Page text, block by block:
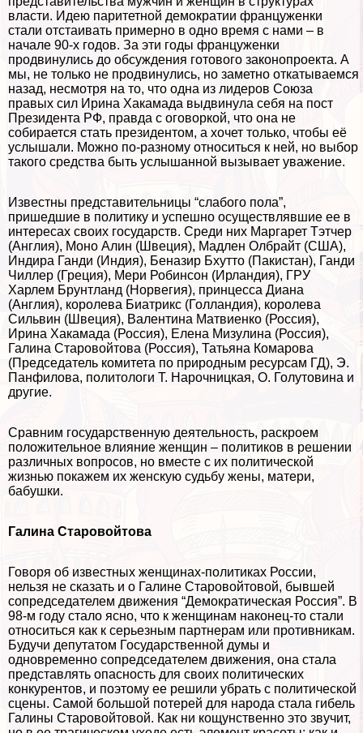
власти. Идею паритетной демократии француженки
стали отстаивать примерно в одно время с нами – в
начале 90-х годов. За эти годы француженки
продвинулись до обсуждения готового законопроекта. А
мы, не только не продвинулись, но заметно откатываемся
назад, несмотря на то, что одна из лидеров Союза
правых сил Ирина Хакамада выдвинула себя на пост
Президента РФ, правда с оговоркой, что она не
собирается стать президентом, а хочет только, чтобы её
услышали. Можно по-разному относиться к ней, но выбор
такого средства быть услышанной вызывает уважение.
Известны представительницы “слабого пола”,
пришедшие в политику и успешно осуществлявшие ее в
интересах своих государств. Среди них Маргарет Тэтчер
(Англия), Моно Алин (Швеция), Мадлен Олбрайт (США),
Индира Ганди (Индия), Беназир Бхутто (Пакистан), Ганди
Чиллер (Греция), Мери Робинсон (Ирландия), ГРУ
Харлем Брунтланд (Норвегия), принцесса Диана
(Англия), королева Биатрикс (Голландия), королева
Сильвин (Швеция), Валентина Матвиенко (Россия),
Ирина Хакамада (Россия), Елена Мизулина (Россия),
Галина Старовойтова (Россия), Татьяна Комарова
(Председатель комитета по природным ресурсам ГД), Э.
Панфилова, политологи Т. Нарочницкая, О. Голутовина и
другие.
Сравним государственную деятельность, раскроем
положительное влияние женщин – политиков в решении
различных вопросов, но вместе с их политической
жизнью покажем их женскую судьбу жены, матери,
бабушки.
Галина Старовойтова
Говоря об известных женщинах-политиках России,
нельзя не сказать и о Галине Старовойтовой, бывшей
сопредседателем движения “Демократическая Россия”. В
98-м году стало ясно, что к женщинам наконец-то стали
относиться как к серьезным партнерам или противникам.
Будучи депутатом Государственной думы и
одновременно сопредседателем движения, она стала
представлять опасность для своих политических
конкурентов, и поэтому ее решили убрать с политической
сцены. Самой большой потерей для народа стала гибель
Галины Старовойтовой. Как ни кощунственно это звучит,